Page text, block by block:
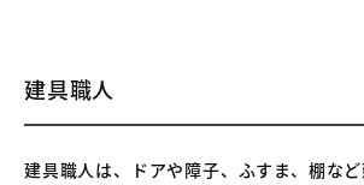
​建具職人
建具職人は、ドアや障子、ふすま、棚な